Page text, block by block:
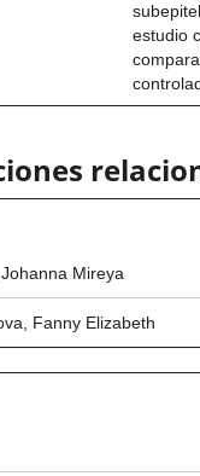
estudio
Mireya
Fanny Elizabeth